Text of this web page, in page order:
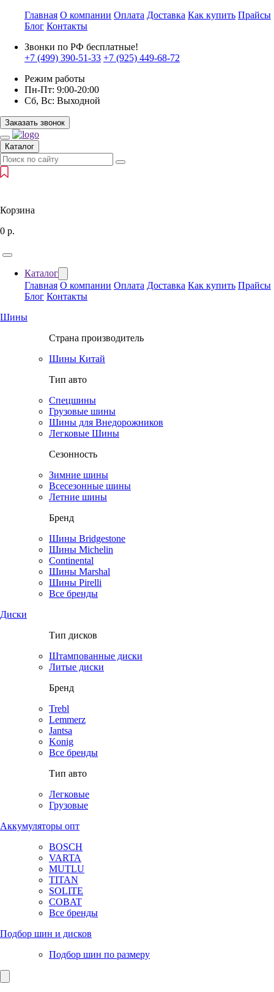
Главная О компании Оплата Доставка Как купить Прайсы
Блог Контакты
Звонки по РФ бесплатные!
+7 (499) 390-51-33 +7 (925) 449-68-72
Режим работы
Пн-Пт: 9:00-20:00
Сб, Вс: Выходной
Заказать звонок
Каталог
Корзина
0 р.
Каталог
Главная О компании Оплата Доставка Как купить Прайсы
Блог Контакты
Шины
Страна производитель
Шины Китай
Тип авто
Спецшины
Грузовые шины
Шины для Внедорожников
Легковые Шины
Сезонность
Зимние шины
Всесезонные шины
Летние шины
Бренд
Шины Bridgestone
Шины Michelin
Continental
Шины Marshal
Шины Pirelli
Все бренды
Диски
Тип дисков
Штампованные диски
Литые диски
Бренд
Trebl
Lemmerz
Jantsa
Konig
Все бренды
Тип авто
Легковые
Грузовые
Аккумуляторы опт
BOSCH
VARTA
MUTLU
TITAN
SOLITE
COBAT
Все бренды
Подбор шин и дисков
Подбор шин по размеру